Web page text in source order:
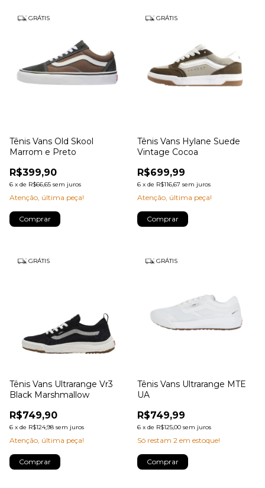
GRÁTIS
Tênis Vans Old Skool
Marrom e Preto
R$399,90
6 x de R$66,65 sem juros
Atenção, última peça!
Comprar
GRÁTIS
Tênis Vans Hylane Suede
Vintage Cocoa
R$699,99
6 x de R$116,67 sem juros
Atenção, última peça!
Comprar
GRÁTIS
Tênis Vans Ultrarange Vr3
Black Marshmallow
R$749,90
6 x de R$124,98 sem juros
Atenção, última peça!
Comprar
GRÁTIS
Tênis Vans Ultrarange MTE
UA
R$749,99
6 x de R$125,00 sem juros
Só restam 2 em estoque!
Comprar